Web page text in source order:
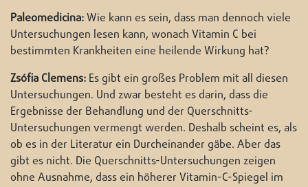
Paleomedicina:Wie kann es sein, dass man dennoch viele
Untersuchungen lesen kann, wonach Vitamin C bei
bestimmten Krankheiten eine heilende Wirkung hat?
Zsófia Clemens: Es gibt ein großes Problem mit all diesen
Untersuchungen. Und zwar besteht es darin, dass die
Ergebnisse der Behandlung und der Querschnitts-
Untersuchungen vermengt werden. Deshalb scheint es, als
ob es in der Literatur ein Durcheinander gäbe. Aber das
gibt es nicht. Die Querschnitts-Untersuchungen zeigen
ohne Ausnahme, dass ein höherer Vitamin-C-Spiegel im